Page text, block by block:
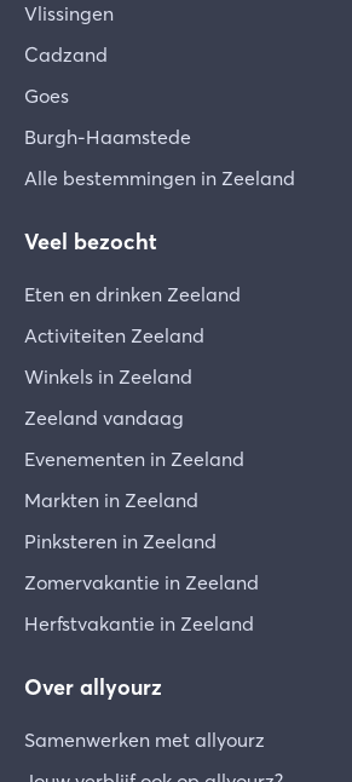
Vlissingen
Cadzand
Goes
Burgh-Haamstede
Alle bestemmingen in Zeeland
Veel bezocht
Eten en drinken Zeeland
Activiteiten Zeeland
Winkels in Zeeland
Zeeland vandaag
Evenementen in Zeeland
Markten in Zeeland
Pinksteren in Zeeland
Zomervakantie in Zeeland
Herfstvakantie in Zeeland
Over allyourz
Samenwerken met allyourz